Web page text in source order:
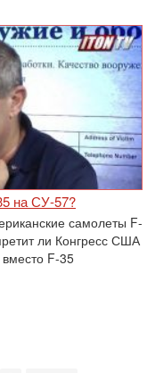
на СУ-57?
самолеты F-
ли Конгресс США
F-35